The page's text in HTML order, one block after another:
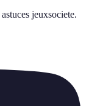
astuces jeuxsociete.